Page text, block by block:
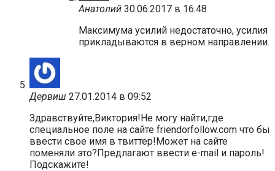
Анатолий 30.06.2017 в 16:48
Максимума усилий недостаточно, усилия
прикладываются в верном направлении.
Дервиш 27.01.2014 в 09:52
Здравствуйте,Виктория!Не могу найти,где
специальное поле на сайте friendorfollow.com что бы
ввести свое имя в твиттер!Может на сайте
поменяли это?Предлагают ввести e-mail и пароль!
Подскажите!